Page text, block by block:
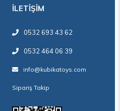
İLETİŞİM
0532 693 43 62
0532 464 06 39
info@kubikatoys.com
Sipariş Takip